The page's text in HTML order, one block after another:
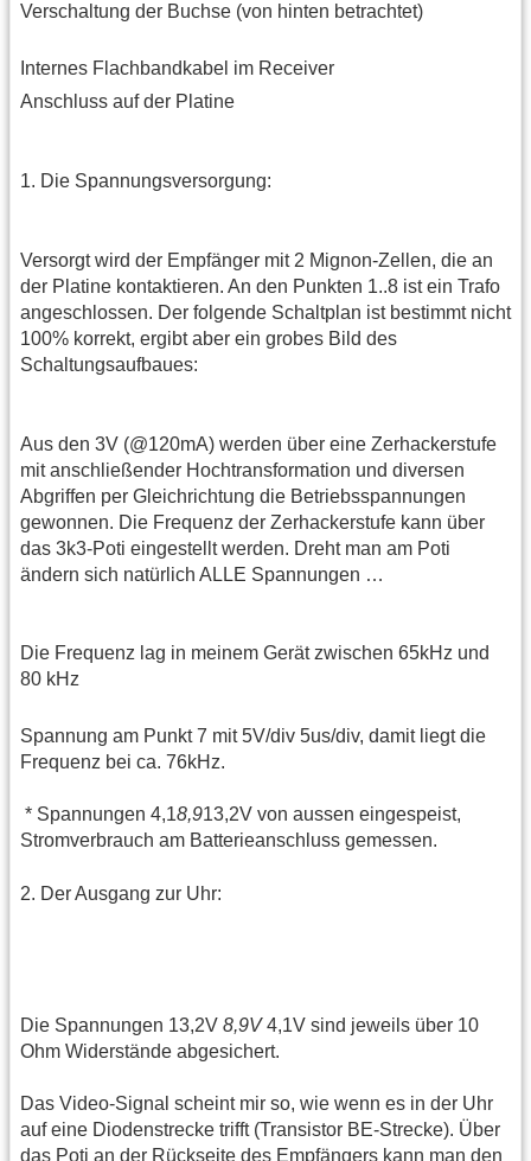
Verschaltung der Buchse (von hinten betrachtet)
Internes Flachbandkabel im Receiver
Anschluss auf der Platine
1. Die Spannungsversorgung:
Versorgt wird der Empfänger mit 2 Mignon-Zellen, die an
der Platine kontaktieren. An den Punkten 1..8 ist ein Trafo
angeschlossen. Der folgende Schaltplan ist bestimmt nicht
100% korrekt, ergibt aber ein grobes Bild des
Schaltungsaufbaues:
Aus den 3V (@120mA) werden über eine Zerhackerstufe
mit anschließender Hochtransformation und diversen
Abgriffen per Gleichrichtung die Betriebsspannungen
gewonnen. Die Frequenz der Zerhackerstufe kann über
das 3k3-Poti eingestellt werden. Dreht man am Poti
ändern sich natürlich ALLE Spannungen …
Die Frequenz lag in meinem Gerät zwischen 65kHz und
80 kHz
Spannung am Punkt 7 mit 5V/div 5us/div, damit liegt die
Frequenz bei ca. 76kHz.
* Spannungen 4,18,913,2V von aussen eingespeist,
Stromverbrauch am Batterieanschluss gemessen.
2. Der Ausgang zur Uhr:
Die Spannungen 13,2V 8,9V4,1V sind jeweils über 10
Ohm Widerstände abgesichert.
Das Video-Signal scheint mir so, wie wenn es in der Uhr
auf eine Diodenstrecke trifft (Transistor BE-Strecke). Über
das Poti an der Rückseite des Empfängers kann man den